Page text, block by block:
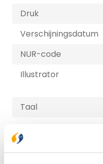
Druk
Verschijningsdatum
NUR-code
Illustrator
Taal
Bezorging binnen
Gratis verzending